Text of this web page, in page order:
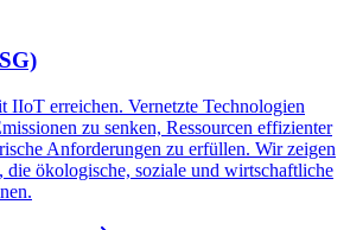
IIoT erreichen. Vernetzte Technologien
zu senken, Ressourcen effizienter
Anforderungen zu erfüllen. Wir zeigen
die ökologische, soziale und wirtschaftliche